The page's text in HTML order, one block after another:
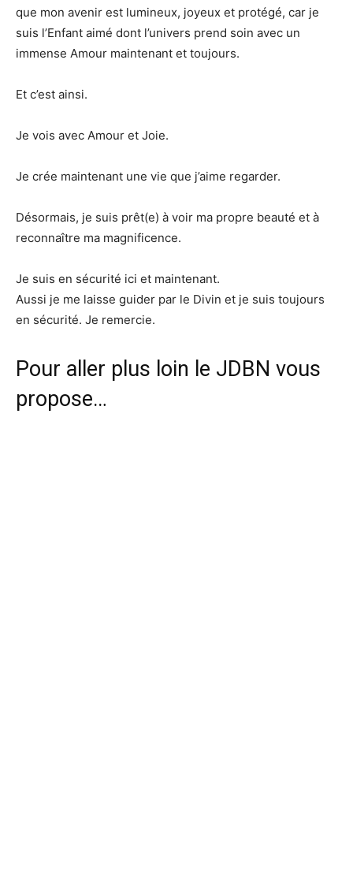
que mon avenir est lumineux, joyeux et protégé, car je
suis l’Enfant aimé dont l’univers prend soin avec un
immense Amour maintenant et toujours.
Et c’est ainsi.
Je vois avec Amour et Joie.
Je crée maintenant une vie que j’aime regarder.
Désormais, je suis prêt(e) à voir ma propre beauté et à
reconnaître ma magnificence.
Je suis en sécurité ici et maintenant.
Aussi je me laisse guider par le Divin et je suis toujours
en sécurité. Je remercie.
Pour aller plus loin le JDBN vous
propose…